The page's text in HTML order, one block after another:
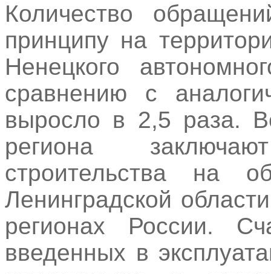
Количество
принципу на
Ненецкого
сравнению с
выросло в 2,5 раза.
региона
строительства на
Ленинградской
регионах России.
введенных в